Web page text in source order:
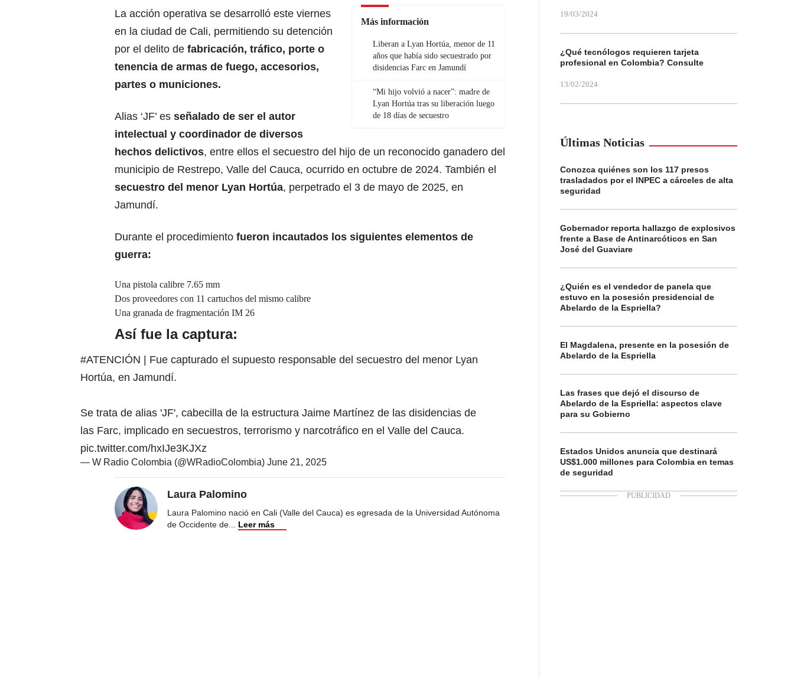
Más información
Liberan a Lyan Hortúa, menor de 11
años que había sido secuestrado por
disidencias Farc en Jamundí
“Mi hijo volvió a nacer”: madre de
Lyan Hortúa tras su liberación luego
de 18 días de secuestro
La acción operativa se desarrolló este viernes
en la ciudad de Cali, permitiendo su detención
por el delito de fabricación, tráfico, porte o
tenencia de armas de fuego, accesorios,
partes o municiones.
Alias ‘JF’ es señalado de ser el autor
intelectual y coordinador de diversos
hechos delictivos, entre ellos el secuestro del hijo de un reconocido ganadero del
municipio de Restrepo, Valle del Cauca, ocurrido en octubre de 2024. También el
secuestro del menor Lyan Hortúa, perpetrado el 3 de mayo de 2025, en
Jamundí.
Durante el procedimiento fueron incautados los siguientes elementos de
guerra:
Una pistola calibre 7.65 mm
Dos proveedores con 11 cartuchos del mismo calibre
Una granada de fragmentación IM 26
Así fue la captura:
#ATENCIÓN | Fue capturado el supuesto responsable del secuestro del menor Lyan
Hortúa, en Jamundí.
Se trata de alias 'JF', cabecilla de la estructura Jaime Martínez de las disidencias de
las Farc, implicado en secuestros, terrorismo y narcotráfico en el Valle del Cauca.
pic.twitter.com/hxIJe3KJXz
— W Radio Colombia (@WRadioColombia) June 21, 2025
Laura Palomino
Laura Palomino nació en Cali (Valle del Cauca) es egresada de la Universidad Autónoma
de Occidente de... Leer más
19/03/2024
¿Qué tecnólogos requieren tarjeta
profesional en Colombia? Consulte
13/02/2024
Últimas Noticias
Conozca quiénes son los 117 presos
trasladados por el INPEC a cárceles de alta
seguridad
Gobernador reporta hallazgo de explosivos
frente a Base de Antinarcóticos en San
José del Guaviare
¿Quién es el vendedor de panela que
estuvo en la posesión presidencial de
Abelardo de la Espriella?
El Magdalena, presente en la posesión de
Abelardo de la Espriella
Las frases que dejó el discurso de
Abelardo de la Espriella: aspectos clave
para su Gobierno
Estados Unidos anuncia que destinará
US$1.000 millones para Colombia en temas
de seguridad